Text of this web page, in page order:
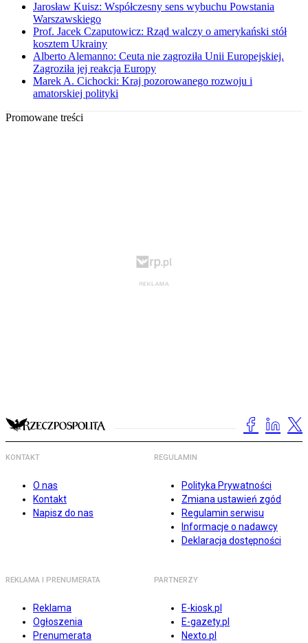
Jarosław Kuisz: Współczesny sens wybuchu Powstania
Warszawskiego
Prof. Jacek Czaputowicz: Rząd walczy o amerykański stół
kosztem Ukrainy
Alberto Alemanno: Ceuta nie zagroziła Unii Europejskiej.
Zagroziła jej reakcja Europy
Marek A. Cichocki: Kraj pozorowanego rozwoju i
amatorskiej polityki
Promowane treści
KONTAKT
O nas
Kontakt
Napisz do nas
REGULAMIN
Polityka Prywatności
Zmiana ustawień zgód
Regulamin serwisu
Informacje o nadawcy
Deklaracja dostępności
REKLAMA I PRENUMERATA
Reklama
Ogłoszenia
Prenumerata
PARTNERZY
E-kiosk.pl
E-gazety.pl
Nexto.pl